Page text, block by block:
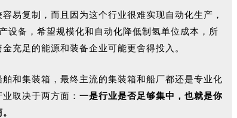
易复制， 而且因为这个行业很难实现自动化生产，
设备，希望规模化和自动化降低制氢单位成本，所
充足的能源和装备企业可能更舍得投入。
和集装箱，最终主流的集装箱和船厂都还是专业化
取决于两方面： 一是行业是否足够集中，也就是你